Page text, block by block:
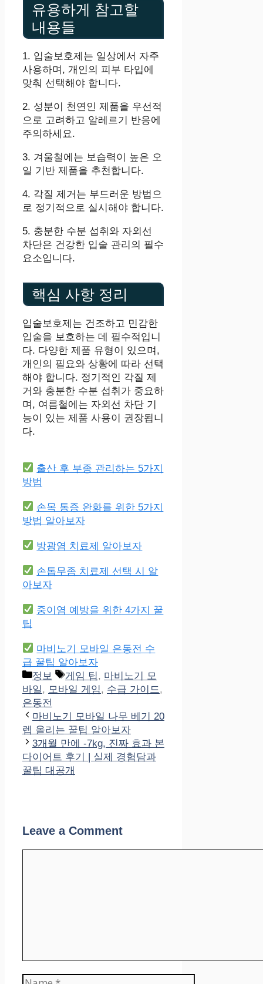
유용하게 참고할
내용들
1. 입술보호제는 일상에서 자주
사용하며, 개인의 피부 타입에
맞춰 선택해야 합니다.
2. 성분이 천연인 제품을 우선적
으로 고려하고 알레르기 반응에
주의하세요.
3. 겨울철에는 보습력이 높은 오
일 기반 제품을 추천합니다.
4. 각질 제거는 부드러운 방법으
로 정기적으로 실시해야 합니다.
5. 충분한 수분 섭취와 자외선
차단은 건강한 입술 관리의 필수
요소입니다.
핵심 사항 정리
입술보호제는 건조하고 민감한
입술을 보호하는 데 필수적입니
다. 다양한 제품 유형이 있으며,
개인의 필요와 상황에 따라 선택
해야 합니다. 정기적인 각질 제
거와 충분한 수분 섭취가 중요하
며, 여름철에는 자외선 차단 기
능이 있는 제품 사용이 권장됩니
다.
출산 후 부종 관리하는 5가지
방법
손목 통증 완화를 위한 5가지
방법 알아보자
방광염 치료제 알아보자
손톱무좀 치료제 선택 시 알
아보자
중이염 예방을 위한 4가지 꿀
팁
마비노기 모바일 은동전 수
급 꿀팁 알아보자
Categories
정보 Tags
게임 팁, 마비노기 모
바일, 모바일 게임, 수급 가이드,
은동전
마비노기 모바일 나무 베기 20
렙 올리는 꿀팁 알아보자
3개월 만에 -7kg, 진짜 효과 본
다이어트 후기 | 실제 경험담과
꿀팁 대공개
Leave a Comment
Name